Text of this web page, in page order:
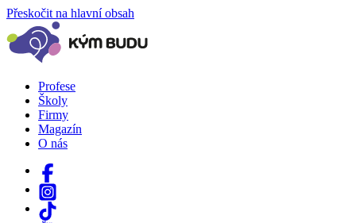
Přeskočit na hlavní obsah
Profese
Školy
Firmy
Magazín
O nás